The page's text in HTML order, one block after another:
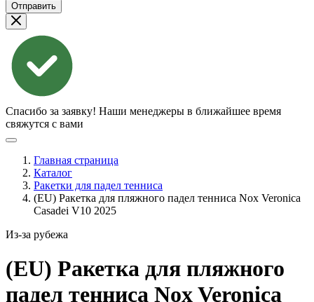
Отправить
Спасибо за заявку! Наши менеджеры в ближайшее время
свяжутся с вами
Главная страница
Каталог
Ракетки для падел тенниса
(EU) Ракетка для пляжного падел тенниса Nox Veronica
Casadei V10 2025
Из-за рубежа
(EU) Ракетка для пляжного
падел тенниса Nox Veronica